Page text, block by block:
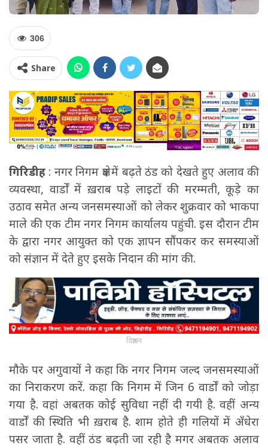
306
Share
गिरिडीह : नगर निगम क्षेत्र में बढ़ते ठंड को देखते हुए अलाव की
व्यवस्था, वार्डों में ख़राब पड़े लाइटों की मरम्मती, कूड़े का
उठाव समेत अन्य जनसमस्याओं को लेकर शुक्रवार को भाकपा
माले की एक टीम नगर निगम कार्यालय पहुंची. इस दौरान टीम
के द्वारा नगर आयुक्त को एक ज्ञापन सौंपकर कर समस्याओं
को संज्ञान में देते हुए इसके निदान की मांग की.
विज्ञापन
मौके पर अगुवायों ने कहा कि नगर निगम जल्द जनसमस्याओं
का निराकरण करें. कहा कि निगम में जिन 6 वार्डों को जोड़ा
गया है. वहां अबतक कोई सुविधा नहीं दी गयी है. वहीं अन्य
वार्डों की स्थिति भी ख़राब है. शाम होते ही गलियों में अँधेरा
पसर जाता है. वहीं ठंड बढ़ती जा रही है मगर अबतक अलाव